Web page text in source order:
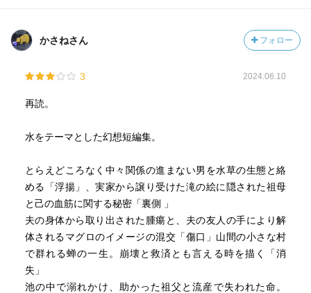
かさねさん フォロー
3 2024.06.10
再読。
水をテーマとした幻想短編集。
とらえどころなく中々関係の進まない男を水草の生態と絡
める「浮揚」、実家から譲り受けた滝の絵に隠された祖母
と己の血筋に関する秘密「裏側 」
夫の身体から取り出された腫瘍と、夫の友人の手により解
体されるマグロのイメージの混交「傷口」山間の小さな村
で群れる蝉の一生。崩壊と救済とも言える時を描く「消
失」
池の中で溺れかけ、助かった祖父と流産で失われた命。